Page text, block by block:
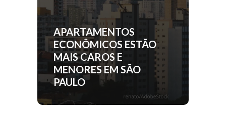
APARTAMENTOS
ECONÔMICOS ESTÃO
MAIS CAROS E
MENORES EM SÃO
PAULO